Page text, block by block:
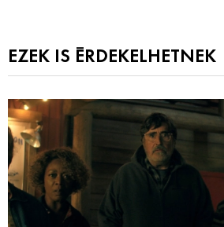
EZEK IS ÉRDEKELHETNEK